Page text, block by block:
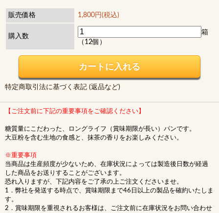
販売価格 1,800円(税込)
購入数
箱
（12個）
特定商取引法に基づく表記 (返品など)
【ご注文前に下記の重要事項をご確認ください】
糖質量にこだわった、ロングライフ（賞味期限が長い）パンです。
大豆粉を含む生地の食感と、抹茶の香りをお楽しみください。
※重要事項
当商品は生産頻度が少ないため、在庫状況によっては製造後日数が経過
した商品をお送りすることがございます。
恐れ入りますが、下記内容をご了承の上ご注文くださいませ。
1．弊社を発送する時点で、賞味期限まで46日以上の製品を確約いたしま
す。
2．賞味期限を重視されるお客様は、ご注文前に在庫状況をお問い合わせ